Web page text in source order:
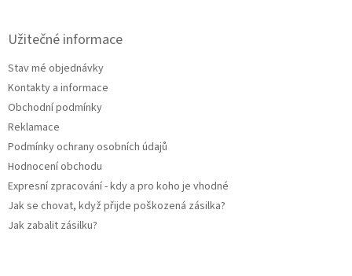
Užitečné informace
Stav mé objednávky
Kontakty a informace
Obchodní podmínky
Reklamace
Podmínky ochrany osobních údajů
Hodnocení obchodu
Expresní zpracování - kdy a pro koho je vhodné
Jak se chovat, když přijde poškozená zásilka?
Jak zabalit zásilku?